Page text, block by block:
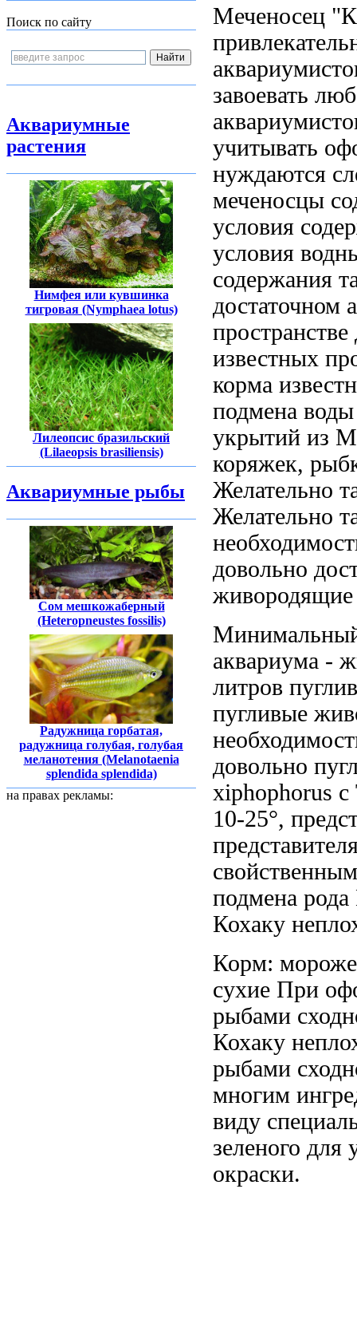
Поиск по сайту
Аквариумные
растения
Нимфея или кувшинка
тигровая (Nymphaea lotus)
Лилеопсис бразильский
(Lilaeopsis brasiliensis)
Аквариумные рыбы
Сом мешкожаберный
(Heteropneustes fossilis)
Радужница горбатая,
радужница голубая, голубая
меланотения (Melanotaenia
splendida splendida)
на правах рекламы:
Меченосец
завоевать
учитывать
нуждаются
меченосцы
условия
условия
содержания
достаточном
пространстве
известных
корма
подмена воды
укрытий из
коряжек,
Желательно
Желательно
довольно
аквариума -
литров
пугливые
довольно
xiphophorus
10-25°,
подмена
Кохаку
Корм:
сухие При
рыбами
Кохаку
рыбами
многим
виду
зеленого для
окраски.